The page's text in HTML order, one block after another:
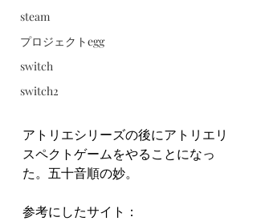
steam
プロジェクトegg
switch
switch2
アトリエシリーズの後にアトリエリ
スペクトゲームをやることになっ
た。五十音順の妙。
参考にしたサイト：